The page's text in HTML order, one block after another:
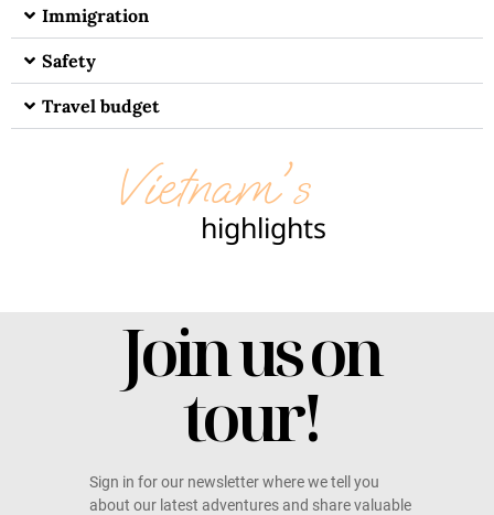
Immigration
Safety
Travel budget
Vietnam's
highlights
Join us on
tour!
Sign in for our newsletter where we tell you
about our latest adventures and share valuable